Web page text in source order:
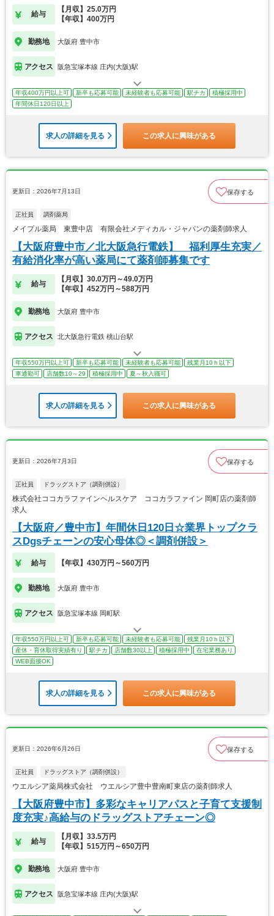
給与
【月収】25.0万円
【年収】400万円
勤務地 大阪府 豊中市
アクセス 阪急宝塚本線 庄内(大阪)駅
年収400万円以上可 新卒も応募可能 未経験者も応募可能 駅チカ
積極採用中
年間休日120日以上
求人の詳細を見る この求人に興味がある
更新日：2026年7月13日 保存する
正社員 調剤薬局
メイプル薬局 東豊中店 有限会社メディカル・ジャパンの薬剤師求人
【大阪府豊中市／北大阪急行電鉄】 福利厚生充実／
有給消化率が高い薬局にて薬剤師募集です
給与
【月収】30.0万円～49.0万円
【年収】452万円～588万円
勤務地 大阪府 豊中市
アクセス 北大阪急行電鉄 桃山台駅
年収550万円以上可 新卒も応募可能 未経験者も応募可能
残業月10ｈ以下
車通勤可
店舗数10～29 積極採用中 夏～秋入職可
求人の詳細を見る この求人に興味がある
更新日：2026年7月3日 保存する
正社員 ドラッグストア（調剤併設）
株式会社ココカラファインヘルスケア ココカラファイン 岡町店の薬剤師
求人
【大阪府／豊中市】年間休日120日☆業界トップクラ
スDgsチェーンの安心母体◎＜調剤併設＞
給与 【年収】430万円～560万円
勤務地 大阪府 豊中市
アクセス 阪急宝塚本線 岡町駅
年収550万円以上可 新卒も応募可能 未経験者も応募可能
残業月10ｈ以下
産休・育休取得実績有り
駅チカ 店舗数30以上 積極採用中
在宅業務あり
WEB面接OK
求人の詳細を見る この求人に興味がある
更新日：2026年6月26日 保存する
正社員 ドラッグストア（調剤併設）
ウエルシア薬局株式会社 ウエルシア豊中豊南町東店の薬剤師求人
【大阪府豊中市】多彩なキャリアパスと子育て支援制
度充実♪高給与のドラッグストアチェーン◎
給与
【月収】33.5万円
【年収】515万円～650万円
勤務地 大阪府 豊中市
アクセス 阪急宝塚本線 庄内(大阪)駅